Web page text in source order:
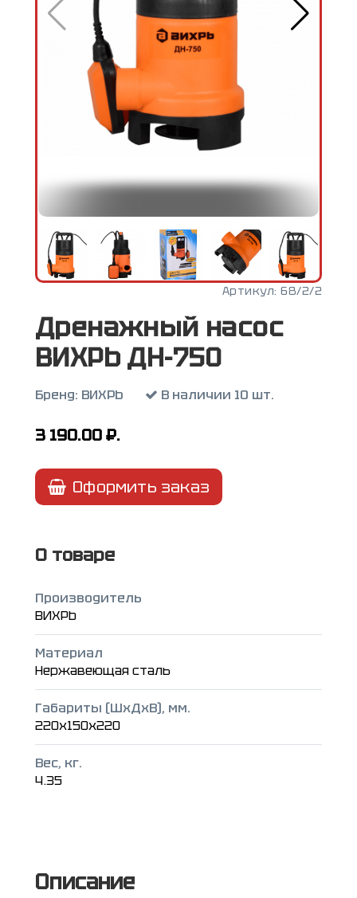
Артикул: 68/2/2
Дренажный насос
ВИХРЬ ДН-750
Бренд: ВИХРЬ В наличии 10 шт.
3 190.00₽.
Оформить заказ
О товаре
Производитель
ВИХРЬ
Материал
Нержавеющая сталь
Габариты (ШxДxВ), мм.
220x150x220
Вес, кг.
4.35
Описание